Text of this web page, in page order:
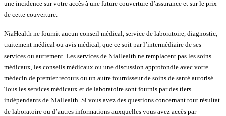
une incidence sur votre accès à une future couverture d’assurance et sur le prix
de cette couverture.
NiaHealth ne fournit aucun conseil médical, service de laboratoire, diagnostic,
traitement médical ou avis médical, que ce soit par l’intermédiaire de ses
services ou autrement. Les services de NiaHealth ne remplacent pas les soins
médicaux, les conseils médicaux ou une discussion approfondie avec votre
médecin de premier recours ou un autre fournisseur de soins de santé autorisé.
Tous les services médicaux et de laboratoire sont fournis par des tiers
indépendants de NiaHealth. Si vous avez des questions concernant tout résultat
de laboratoire ou d’autres informations auxquelles vous avez accès par